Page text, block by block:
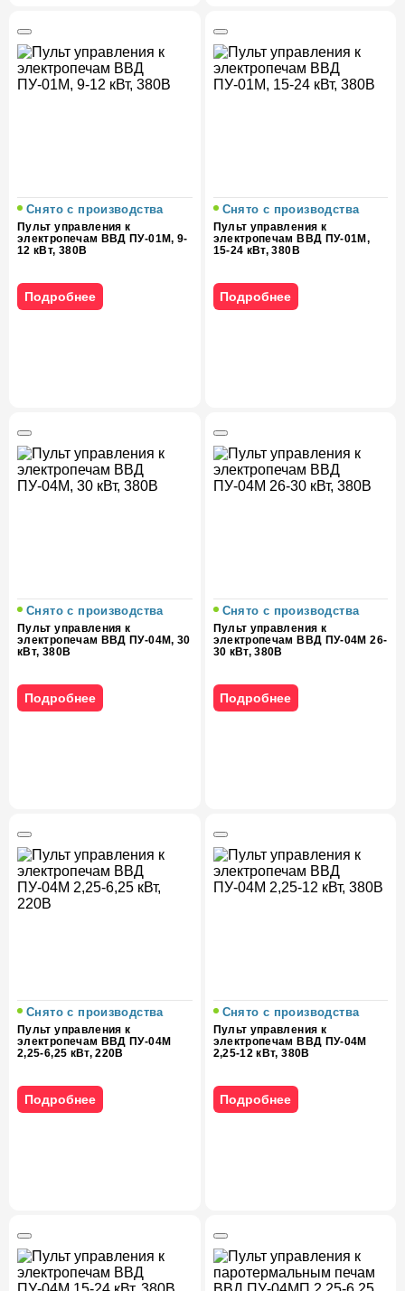
Снято с производства
Пульт управления к
электропечам ВВД ПУ-01М, 9-
12 кВт, 380В
Подробнее
Снято с производства
Пульт управления к
электропечам ВВД ПУ-01М,
15-24 кВт, 380В
Подробнее
Снято с производства
Пульт управления к
электропечам ВВД ПУ-04М, 30
кВт, 380В
Подробнее
Снято с производства
Пульт управления к
электропечам ВВД ПУ-04М 26-
30 кВт, 380В
Подробнее
Снято с производства
Пульт управления к
электропечам ВВД ПУ-04М
2,25-6,25 кВт, 220В
Подробнее
Снято с производства
Пульт управления к
электропечам ВВД ПУ-04М
2,25-12 кВт, 380В
Подробнее